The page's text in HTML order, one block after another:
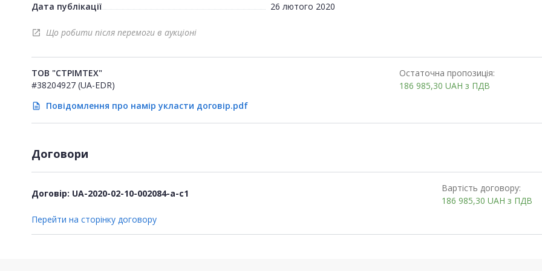
Дата публікації 26 лютого 2020
open_in_new Що робити після перемоги в аукціоні
ТОВ "СТРІМТЕХ"
#38204927 (UA-EDR)
description Повідомлення про намір укласти договір.pdf
Остаточна пропозиція:
186 985,30 UAH з ПДВ
Договори
Договір: UA-2020-02-10-002084-a-c1
Вартість договору:
186 985,30 UAH з ПДВ
Перейти на сторінку договору